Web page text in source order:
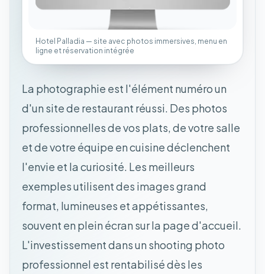
Hotel Palladia — site avec photos immersives, menu en
ligne et réservation intégrée
La photographie est l'élément numéro un
d'un site de restaurant réussi. Des photos
professionnelles de vos plats, de votre salle
et de votre équipe en cuisine déclenchent
l'envie et la curiosité. Les meilleurs
exemples utilisent des images grand
format, lumineuses et appétissantes,
souvent en plein écran sur la page d'accueil.
L'investissement dans un shooting photo
professionnel est rentabilisé dès les